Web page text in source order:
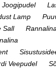
Joogipudel
Lamp
Sall
Rannalina
Veepudel